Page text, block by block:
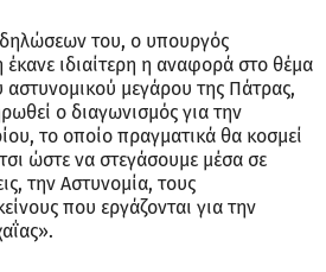
δηλώσεων του, ο υπουργός
ιδιαίτερη η αναφορά στο θέμα
αστυνομικού μεγάρου της Πάτρας,
ο διαγωνισμός για την
το οποίο πραγματικά θα κοσμεί
ώστε να στεγάσουμε μέσα σε
την Αστυνομία, τους
που εργάζονται για την